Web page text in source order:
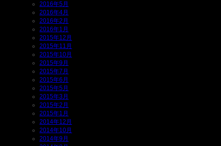
2016年5月
2016年4月
2016年2月
2016年1月
2015年12月
2015年11月
2015年10月
2015年9月
2015年7月
2015年6月
2015年5月
2015年3月
2015年2月
2015年1月
2014年12月
2014年10月
2014年9月